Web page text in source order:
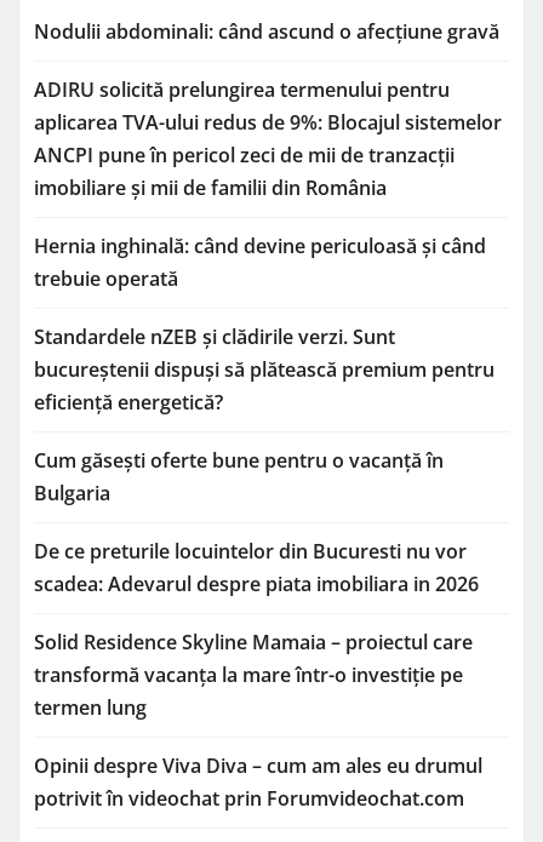
Nodulii abdominali: când ascund o afecțiune gravă
ADIRU solicită prelungirea termenului pentru
aplicarea TVA-ului redus de 9%: Blocajul sistemelor
ANCPI pune în pericol zeci de mii de tranzacții
imobiliare și mii de familii din România
Hernia inghinală: când devine periculoasă și când
trebuie operată
Standardele nZEB și clădirile verzi. Sunt
bucureștenii dispuși să plătească premium pentru
eficiență energetică?
Cum găsești oferte bune pentru o vacanță în
Bulgaria
De ce preturile locuintelor din Bucuresti nu vor
scadea: Adevarul despre piata imobiliara in 2026
Solid Residence Skyline Mamaia – proiectul care
transformă vacanța la mare într-o investiție pe
termen lung
Opinii despre Viva Diva – cum am ales eu drumul
potrivit în videochat prin Forumvideochat.com